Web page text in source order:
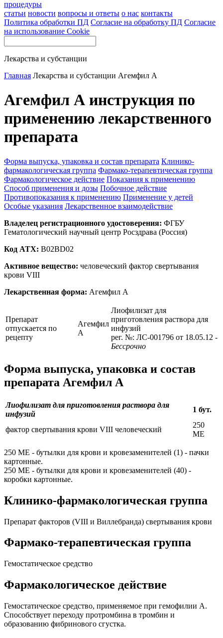
процедуры
статьи новости вопросы и ответы о нас контакты
Политика обработки ПД Согласие на обработку ПД Согласие
на использование Cookie
Лекарства и субстанции
Главная Лекарства и субстанции Агемфил А
Агемфил А инструкция по
применению лекарственного
препарата
Форма выпуска, упаковка и состав препарата Клинико-
фармакологическая группа Фармако-терапевтическая группа
Фармакологическое действие Показания к применению
Способ применения и дозы Побочное действие
Противопоказания к применению Применение у детей
Особые указания Лекарственное взаимодействие
Владелец регистрационного удостоверения: ФГБУ
Гематологический научный центр Росздрава (Россия)
Код ATX: B02BD02
Активное вещество: человеческий фактор свертывания
крови VIII
Лекарственная форма: Агемфил А
Препарат
отпускается по
рецепту
Агемфил
А
Лиофилизат для
приготовления раствора для
инфузий
рег. №: ЛС-001796 от 18.05.12 -
Бессрочно
Форма выпуска, упаковка и состав
препарата Агемфил А
Лиофилизат для приготовления раствора для
инфузий
1 бут.
фактор свертывания крови VIII человеческий
250
МЕ
250 МЕ - бутылки для крови и кровезаменителей (1) - пачки
картонные.
250 МЕ - бутылки для крови и кровезаменителей (40) -
коробки картонные.
Клинико-фармакологическая группа
Препарат факторов (VIII и Виллебранда) свертывания крови
Фармако-терапевтическая группа
Гемостатическое средство
Фармакологическое действие
Гемостатическое средство, применяемое при гемофилии А.
Способствует переходу протромбина в тромбин и
образованию фибринового сгустка.